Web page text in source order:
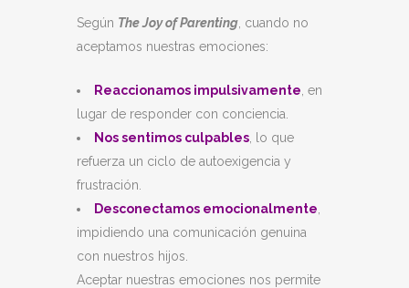
Según The Joy of Parenting , cuando no
aceptamos nuestras emociones:
Reaccionamos impulsivamente , en
lugar de responder con conciencia.
Nos sentimos culpables , lo que
refuerza un ciclo de autoexigencia y
frustración.
Desconectamos emocionalmente
impidiendo una comunicación genuina
con nuestros hijos.
Aceptar nuestras emociones nos permite